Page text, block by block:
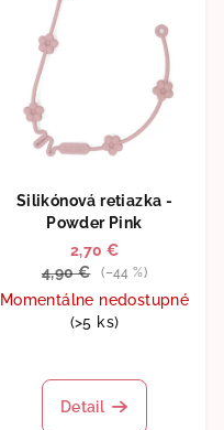
Silikónová retiazka -
Powder Pink
2,70 €
4,90 €
(–44 %)
Momentálne nedostupné
(>5 ks)
Detail